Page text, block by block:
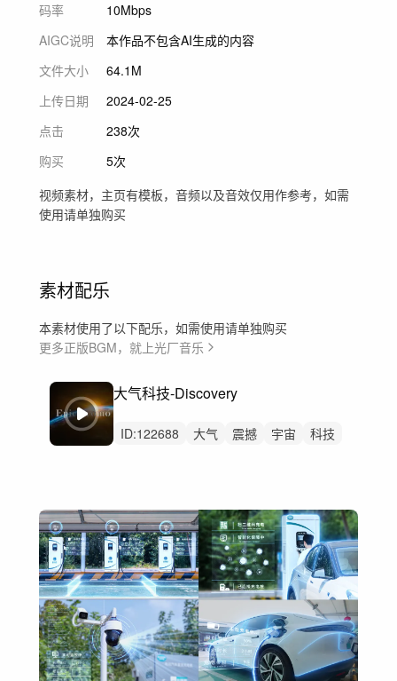
码率
10Mbps
AIGC说明
本作品不包含AI生成的内容
文件大小
64.1M
上传日期
2024-02-25
点击
238次
购买
5次
视频素材，主页有模板，音频以及音效仅用作参考，如需
使用请单独购买
素材配乐
本素材使用了以下配乐，如需使用请单独购买
更多正版BGM，就上光厂音乐
大气科技-Discovery
ID:122688 大气 震撼 宇宙
科技